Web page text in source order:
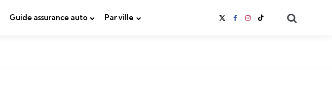
Guide assurance auto Par ville